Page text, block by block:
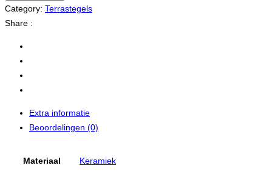
Category: Terrastegels
Share :
Extra informatie
Beoordelingen (0)
Materiaal Keramiek